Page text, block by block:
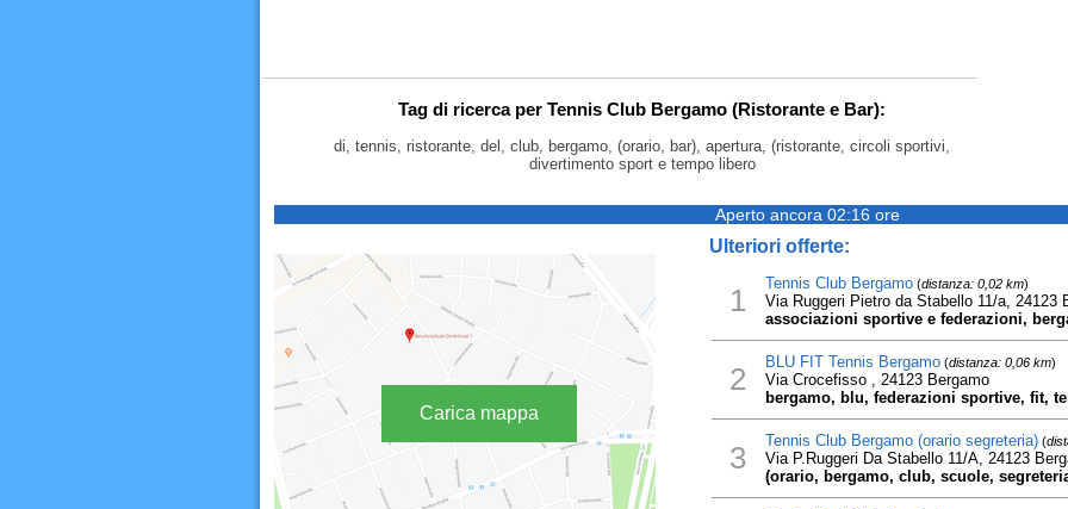
Tag di ricerca per Tennis Club Bergamo (Ristorante e Bar):
di, tennis, ristorante, del, club, bergamo, (orario, bar), apertura, (ristorante, circoli sportivi,
divertimento sport e tempo libero
Aperto ancora 02:16 ore
Carica mappa
Ulteriori offerte:
1 Tennis Club Bergamo(distanza: 0,02 km)
Via Ruggeri Pietro da Stabello 11/a, 24123
associazioni sportive e federazioni,
2 BLU FIT Tennis Bergamo(distanza: 0,06 km)
Via Crocefisso , 24123 Bergamo
bergamo, blu, federazioni sportive, fit,
3 Tennis Club Bergamo (orario segreteria)(
Via P.Ruggeri Da Stabello 11/A, 24123
(orario, bergamo, club, scuole,